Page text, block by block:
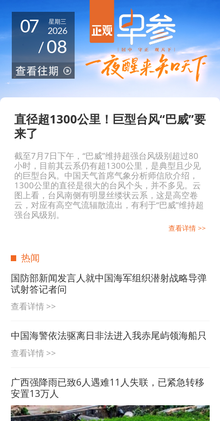
07 星期三
2026
08
/
直径超1300公里！巨型台风“巴威”要
来了
截至7月7日下午，“巴威”维持超强台风级别超过80
小时，目前其云系仍有超1300公里，是典型且少见
的巨型台风。中国天气首席气象分析师信欣介绍，
1300公里的直径是很大的台风个头，并不多见。云
图上看，台风南侧有明显丝缕状云系，这是高空卷
云，对应有高空气流辐散流出，有利于“巴威”维持超
强台风级别。
查看详情 >>
热闻
国防部新闻发言人就中国海军组织潜射战略导弹
试射答记者问
查看详情 >>
中国海警依法驱离日非法进入我赤尾屿领海船只
查看详情 >>
广西强降雨已致6人遇难11人失联，已紧急转移
安置13万人